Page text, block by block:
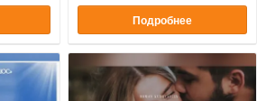
Подробнее